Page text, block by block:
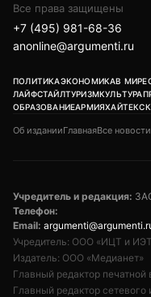
Все права защищены
+7 (495) 981-68-36
anonline@argumenti.ru
ПОЛИТИКАЭКОНОМИКАВ МИРЕ
ЛАЙФСТАЙЛТУРИЗМКУЛЬТУРА
ОБРАЗОВАНИЕАРМИЯХАЙТЕК
Об изданииГлавнаяВсе новости
Учредитель и редакция:
Телефон:
Email:
Учредитель: ООО «ИЦТ и
Издатель: ООО «Медианет»
Главный редактор
Главный редактор